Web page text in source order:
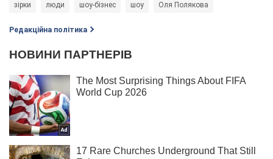
зірки люди шоу-бізнес шоу Оля Полякова
Редакційна політика